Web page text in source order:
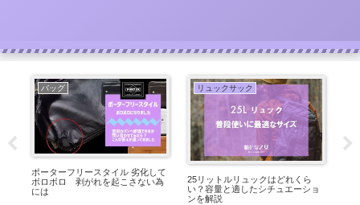
バッグ
ポーターフリースタイル 劣化して
ボロボロ 剥がれを起こさない為
には
リュックサック
25リットルリュックはどれくら
い？容量と適したシチュエーショ
ンを解説